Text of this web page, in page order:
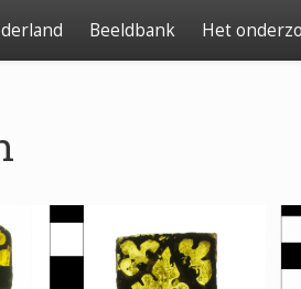
Beeldbank Het